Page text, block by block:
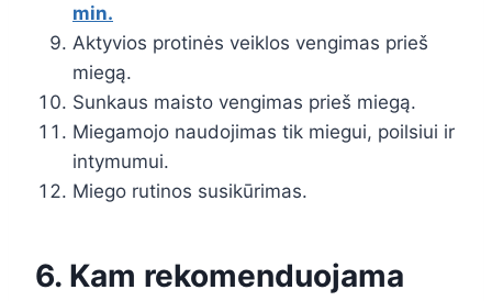
min.
Aktyvios protinės veiklos vengimas prieš
miegą.
Sunkaus maisto vengimas prieš miegą.
Miegamojo naudojimas tik miegui, poilsiui ir
intymumui.
Miego rutinos susikūrimas.
6. Kam rekomenduojama